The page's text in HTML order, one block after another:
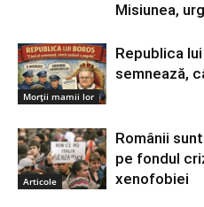
Misiunea,
Morții mamii lor
Republica
semnează,
Articole
Românii
pe fondul
xenofobiei